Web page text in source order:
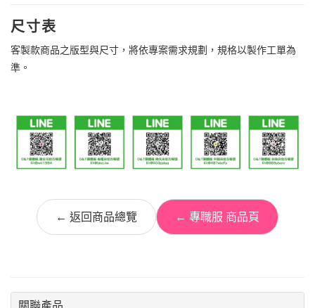
尺寸表
客製款商品之版型與尺寸，將依專案需求規劃，規格以製作工單為
準。
← 返回商品總覽 ← 專職服 商品頁
關聯產品